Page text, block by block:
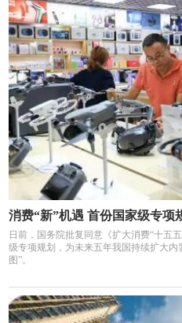
消费“新”机遇 首份国家级专项
日前，国务院批复同意《扩大消费“十五
级专项规划，为未来五年我国持续扩大内
图”。